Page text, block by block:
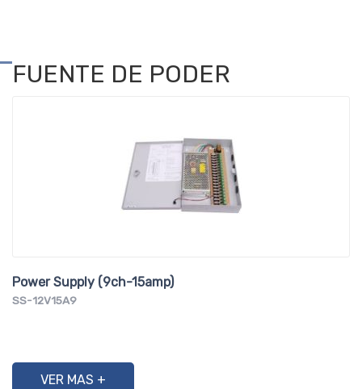
FUENTE DE PODER
Power Supply (9ch-15amp)
SS-12V15A9
VER MAS +